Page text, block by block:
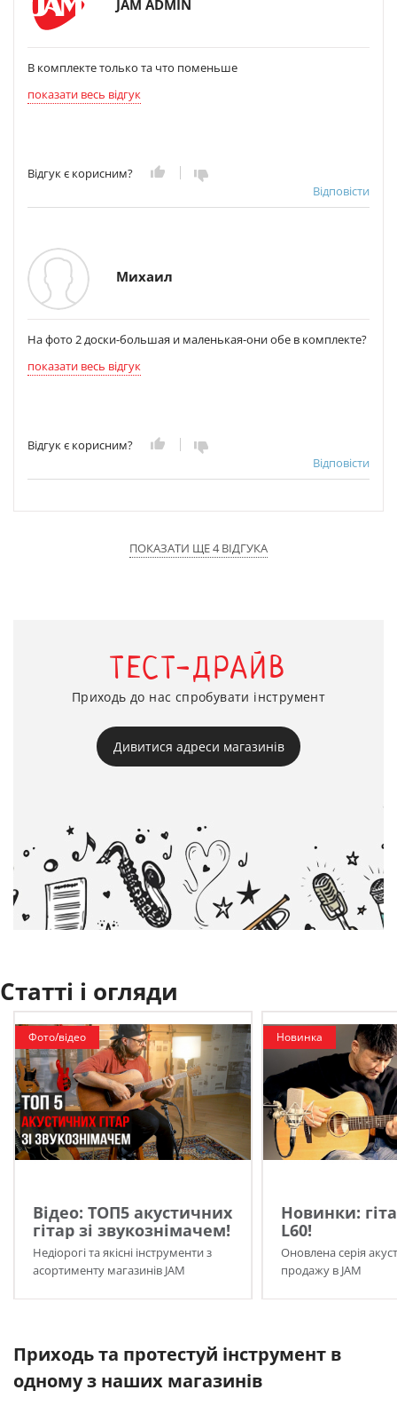
JAM ADMIN
В комплекте только та что поменьше
показати весь відгук
Відгук є корисним?
Відповісти
Михаил
На фото 2 доски-большая и маленькая-они обе в комплекте?
показати весь відгук
Відгук є корисним?
Відповісти
ПОКАЗАТИ ЩЕ 4 ВІДГУКА
ТЕСТ-ДРАЙВ
Приходь до нас спробувати інструмент
Дивитися адреси магазинів
Статті і огляди
Фото/відео
Відео: ТОП5 акустичних
гітар зі звукознімачем!
Недіорогі та якісні інструменти з
асортименту магазинів JAM
Новинка
Новинки:
L60!
Оновлена серія
продажу в JAM
Приходь та протестуй інструмент в
одному з наших магазинів